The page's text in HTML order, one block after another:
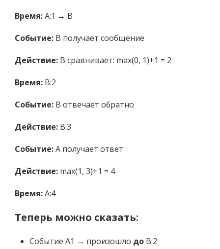
Время:A:1 → B
Событие: B получает сообщение
Действие: B сравнивает: max(0, 1)+1 = 2
Время: B:2
Событие: B отвечает обратно
Действие: B:3
Событие:A получает ответ
Действие: max(1, 3)+1 = 4
Время:A:4
Теперь можно сказать:
Событие A1 → произошло до B:2